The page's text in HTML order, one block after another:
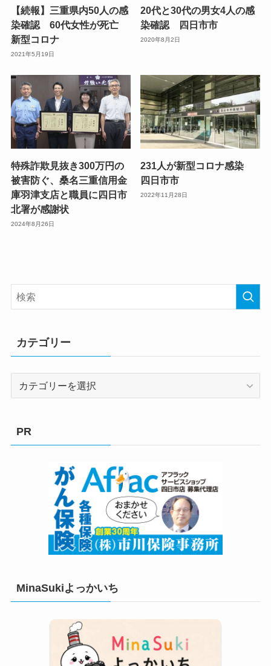
【続報】三重県内50人の感
染確認 60代女性が死亡
新型コロナ
2021年5月19日
20代と30代の男女4人の感
染確認 四日市市
2020年8月2日
特殊詐欺見抜き300万円の
被害防ぐ、桑名三重信用金
庫羽津支店と職員に四日市
北署が感謝状
2024年8月26日
231人が新型コロナ感染
四日市市
2022年11月28日
カテゴリー
PR
MinaSukiよっかいち